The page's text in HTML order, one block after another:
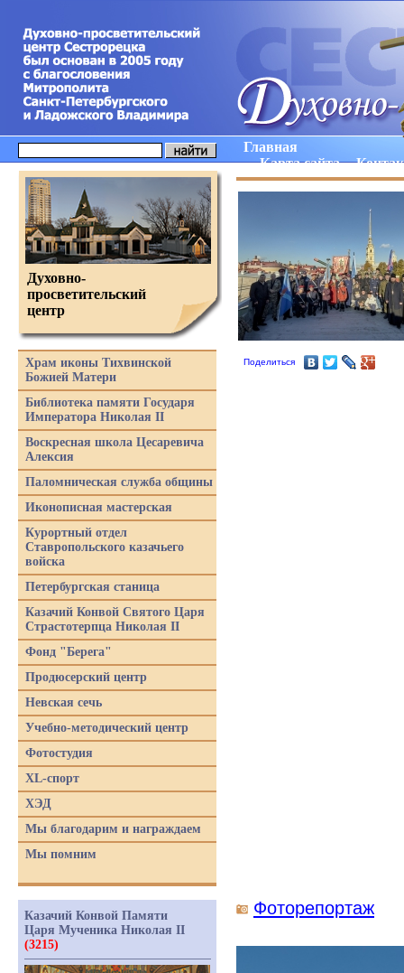
Главная
Карта сайта
Поделиться
Фоторепортаж
Духовно-
просветительский
центр
Храм иконы Тихвинской
Божией Матери
Библиотека памяти Государя
Императора Николая II
Воскресная школа Цесаревича
Алексия
Паломническая служба общины
Иконописная мастерская
Курортный отдел
Ставропольского казачьего
войска
Петербургская станица
Казачий Конвой Святого Царя
Страстотерпца Николая II
Фонд "Берега"
Продюсерский центр
Невская сечь
Учебно-методический центр
Фотостудия
XL-спорт
ХЭД
Мы благодарим и награждаем
Мы помним
Казачий Конвой Памяти
Царя Мученика Николая II
(3215)